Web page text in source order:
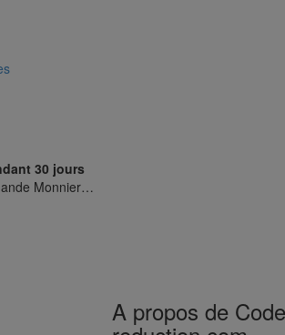
30 jours
Monnier…
A propos de